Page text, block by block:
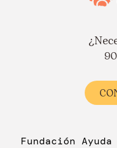
Fundación